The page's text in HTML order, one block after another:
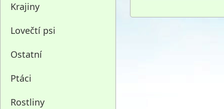
Krajiny
Lovečtí psi
Ostatní
Ptáci
Rostliny